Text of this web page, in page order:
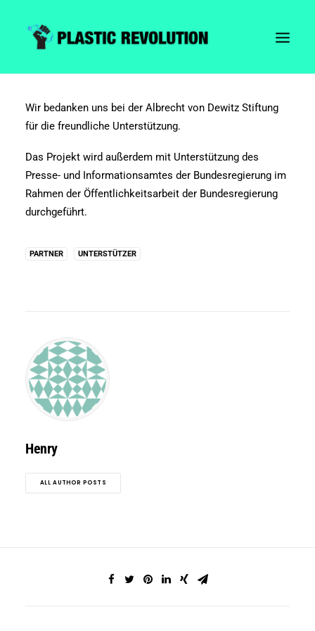
Wir bedanken uns bei der Albrecht von Dewitz Stiftung
für die freundliche Unterstützung.
Das Projekt wird außerdem mit Unterstützung des
Presse- und Informationsamtes der Bundesregierung im
Rahmen der Öffentlichkeitsarbeit der Bundesregierung
durchgeführt.
PARTNER UNTERSTÜTZER
Henry
ALL AUTHOR POSTS